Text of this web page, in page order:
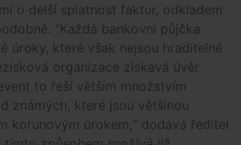
o delší splatnost faktur, odkladem
"Každá bankovní půjčka
úroky, které však nejsou hraditelné
organizace získává úvěr
to řeší větším množstvím
známých, které jsou většinou
korunovým úrokem,“ dodává ředitel